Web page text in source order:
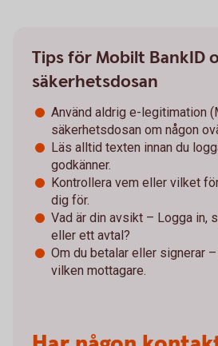
Tips för Mobilt BankID
säkerhetsdosan
Använd aldrig e-legitimation
säkerhetsdosan om någon
Läs alltid texten innan du
godkänner.
Kontrollera vem eller vilket
dig för.
Vad är din avsikt – Logga in,
eller ett avtal?
Om du betalar eller signerar
vilken mottagare.